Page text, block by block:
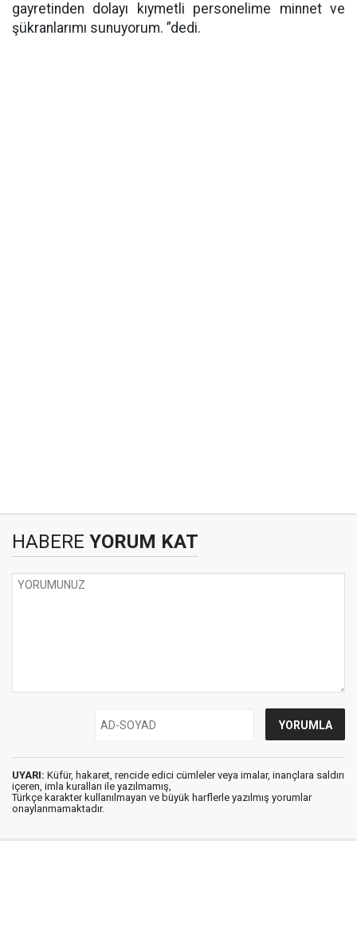
gayretinden dolayı kıymetli personelime minnet ve
şükranlarımı sunuyorum. ”dedi.
HABERE YORUM KAT
UYARI: Küfür, hakaret, rencide edici cümleler veya imalar, inançlara saldırı
içeren, imla kuralları ile yazılmamış,
Türkçe karakter kullanılmayan ve büyük harflerle yazılmış yorumlar
onaylanmamaktadır.